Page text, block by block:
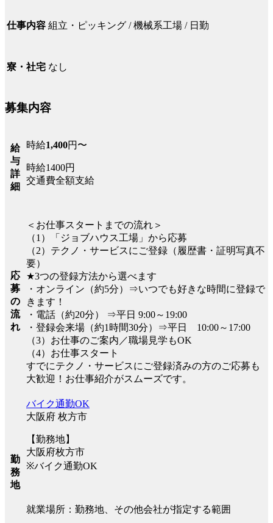
仕事内容 組立・ピッキング / 機械系工場 / 日勤
寮・社宅 なし
募集内容
給
与
詳
細
時給1,400円〜
時給1400円
交通費全額支給
応
募
の
流
れ
＜お仕事スタートまでの流れ＞
（1）「ジョブハウス工場」から応募
（2）テクノ・サービスにご登録（履歴書・証明写真不
要）
★3つの登録方法から選べます
・オンライン（約5分）⇒いつでも好きな時間に登録で
きます！
・電話（約20分） ⇒平日 9:00～19:00
・登録会来場（約1時間30分）⇒平日 10:00～17:00
（3）お仕事のご案内／職場見学もOK
（4）お仕事スタート
すでにテクノ・サービスにご登録済みの方のご応募も
大歓迎！お仕事紹介がスムーズです。
勤
務
地
バイク通勤OK
大阪府 枚方市
【勤務地】
大阪府枚方市
※バイク通勤OK
就業場所：勤務地、その他会社が指定する範囲